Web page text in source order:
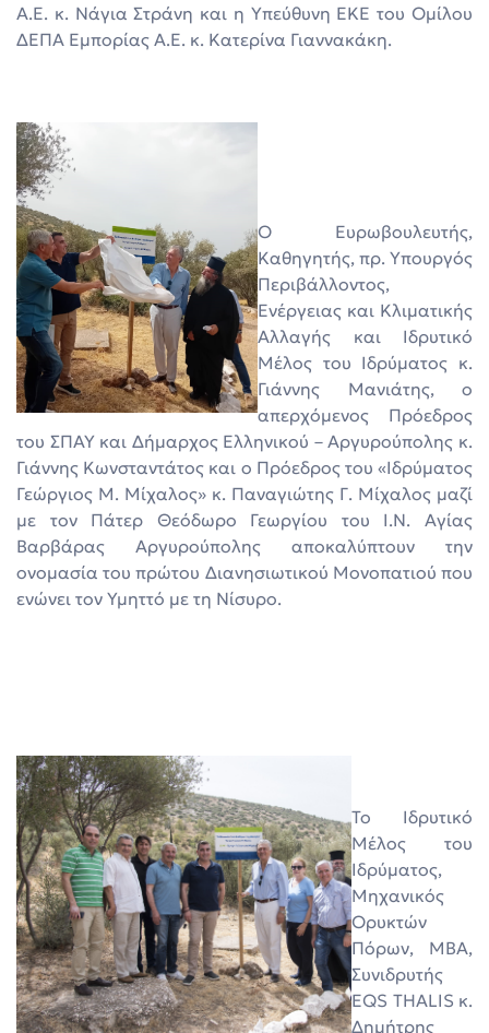
Α.Ε. κ. Νάγια Στράνη και η Υπεύθυνη ΕΚΕ του Ομίλου
ΔΕΠΑ Εμπορίας Α.Ε. κ. Κατερίνα Γιαννακάκη.
O Ευρωβουλευτής,
Καθηγητής, πρ. Υπουργός
Περιβάλλοντος,
Ενέργειας και Κλιματικής
Αλλαγής και Ιδρυτικό
Μέλος του Ιδρύματος κ.
Γιάννης Μανιάτης, ο
απερχόμενος Πρόεδρος
του ΣΠΑΥ και Δήμαρχος Ελληνικού – Αργυρούπολης κ.
Γιάννης Κωνσταντάτος και ο Πρόεδρος του «Ιδρύματος
Γεώργιος Μ. Μίχαλος» κ. Παναγιώτης Γ. Μίχαλος μαζί
με τον Πάτερ Θεόδωρο Γεωργίου του Ι.Ν. Αγίας
Βαρβάρας Αργυρούπολης αποκαλύπτουν την
ονομασία του πρώτου Διανησιωτικού Μονοπατιού που
ενώνει τον Υμηττό με τη Νίσυρο.
To Ιδρυτικό
Μέλος του
Ιδρύματος,
Μηχανικός
Ορυκτών
Πόρων, MBA,
Συνιδρυτής
EQS THALIS κ.
Δημήτρης